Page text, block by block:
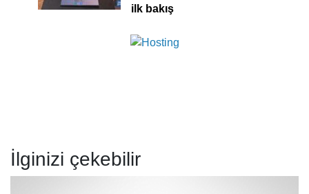
ilk bakış
İlginizi çekebilir